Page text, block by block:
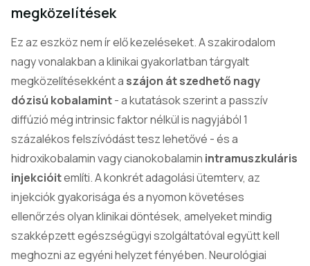
megközelítések
Ez az eszköz nem ír elő kezeléseket. A szakirodalom
nagy vonalakban a klinikai gyakorlatban tárgyalt
megközelítésekként a szájon át szedhető nagy
dózisú kobalamint- a kutatások szerint a passzív
diffúzió még intrinsic faktor nélkül is nagyjából 1
százalékos felszívódást tesz lehetővé - és a
hidroxikobalamin vagy cianokobalamin intramuszkuláris
injekcióitemlíti. A konkrét adagolási ütemterv, az
injekciók gyakorisága és a nyomon követéses
ellenőrzés olyan klinikai döntések, amelyeket mindig
szakképzett egészségügyi szolgáltatóval együtt kell
meghozni az egyéni helyzet fényében. Neurológiai